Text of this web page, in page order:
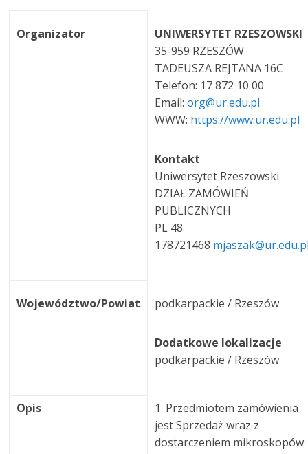
Organizator
UNIWERSYTET RZESZOWSKI
35-959 RZESZÓW
TADEUSZA REJTANA 16C
Telefon: 17 872 10 00
Email:org@ur.edu.pl
WWW: https://www.ur.edu.pl
Kontakt
Uniwersytet Rzeszowski
DZIAŁ ZAMÓWIEŃ
PUBLICZNYCH
PL 48
178721468
Województwo/Powiat podkarpackie / Rzeszów
Dodatkowe lokalizacje
podkarpackie / Rzeszów
Opis
1. Przedmiotem zamówienia
jest Sprzedaż wraz z
dostarczeniem mikroskopów